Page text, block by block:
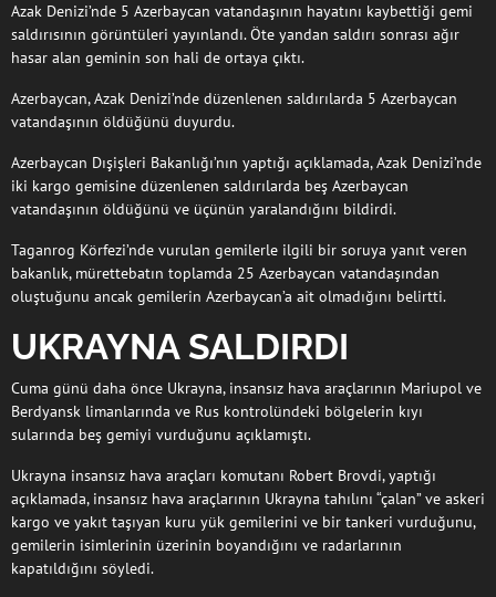
Azak Denizi’nde 5 Azerbaycan vatandaşının hayatını kaybettiği gemi
saldırısının görüntüleri yayınlandı. Öte yandan saldırı sonrası ağır
hasar alan geminin son hali de ortaya çıktı.
Azerbaycan, Azak Denizi’nde düzenlenen saldırılarda 5 Azerbaycan
vatandaşının öldüğünü duyurdu.
Azerbaycan Dışişleri Bakanlığı’nın yaptığı açıklamada, Azak Denizi’nde
iki kargo gemisine düzenlenen saldırılarda beş Azerbaycan
vatandaşının öldüğünü ve üçünün yaralandığını bildirdi.
Taganrog Körfezi’nde vurulan gemilerle ilgili bir soruya yanıt veren
bakanlık, mürettebatın toplamda 25 Azerbaycan vatandaşından
oluştuğunu ancak gemilerin Azerbaycan’a ait olmadığını belirtti.
UKRAYNA SALDIRDI
Cuma günü daha önce Ukrayna, insansız hava araçlarının Mariupol ve
Berdyansk limanlarında ve Rus kontrolündeki bölgelerin kıyı
sularında beş gemiyi vurduğunu açıklamıştı.
Ukrayna insansız hava araçları komutanı Robert Brovdi, yaptığı
açıklamada, insansız hava araçlarının Ukrayna tahılını “çalan” ve askeri
kargo ve yakıt taşıyan kuru yük gemilerini ve bir tankeri vurduğunu,
gemilerin isimlerinin üzerinin boyandığını ve radarlarının
kapatıldığını söyledi.